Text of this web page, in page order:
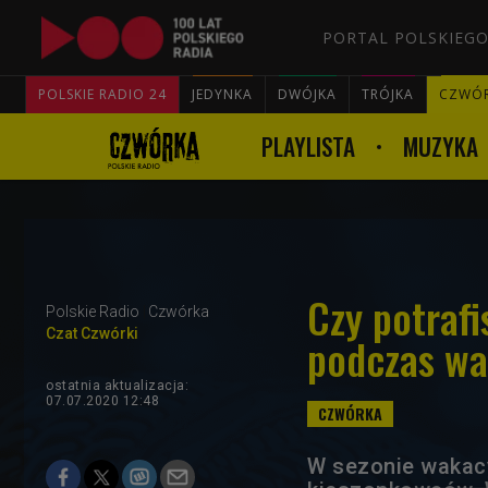
PORTAL
POLSKIE RADIO 24 JEDYNKA DWÓJKA TRÓJKA
PLAYLISTA MUZYKA
Polskie Radio
Czwórka
Czat Czwórki
Czy
podczas
ostatnia aktualizacja:
07.07.2020 12:48
W sezonie